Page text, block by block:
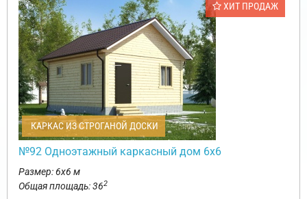
ХИТ ПРОДАЖ
КАРКАС ИЗ СТРОГАНОЙ ДОСКИ
№92 Одноэтажный каркасный дом 6х6
Размер: 6х6 м
Общая площадь: 362